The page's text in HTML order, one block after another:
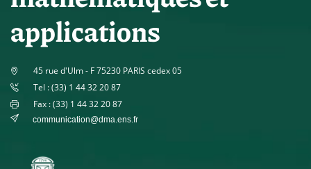
applications
45 rue d'Ulm - F 75230 PARIS cedex 05
Tel : (33) 1 44 32 20 87
Fax : (33) 1 44 32 20 87
communication@dma.ens.fr